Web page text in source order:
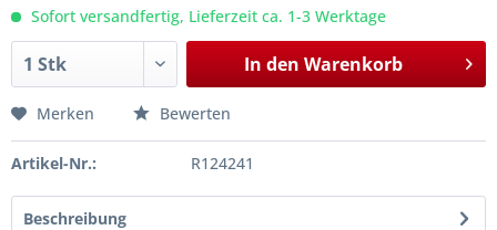
Sofort versandfertig, Lieferzeit ca. 1-3 Werktage
In den Warenkorb
Merken Bewerten
Artikel-Nr.: R124241
Beschreibung